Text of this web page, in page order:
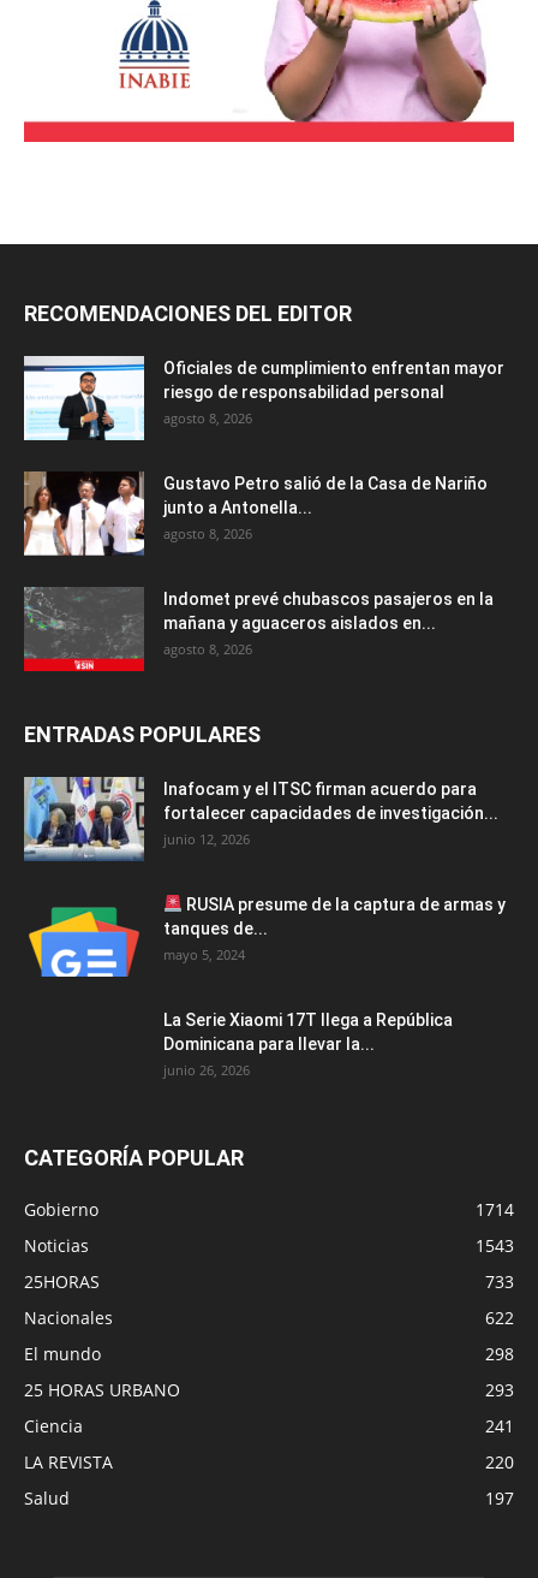
RECOMENDACIONES DEL EDITOR
Oficiales de cumplimiento enfrentan mayor
riesgo de responsabilidad personal
agosto 8, 2026
Gustavo Petro salió de la Casa de Nariño
junto a Antonella...
agosto 8, 2026
Indomet prevé chubascos pasajeros en la
mañana y aguaceros aislados en...
agosto 8, 2026
ENTRADAS POPULARES
Inafocam y el ITSC firman acuerdo para
fortalecer capacidades de investigación...
junio 12, 2026
RUSIA presume de la captura de armas y
tanques de...
mayo 5, 2024
La Serie Xiaomi 17T llega a República
Dominicana para llevar la...
junio 26, 2026
CATEGORÍA POPULAR
Gobierno
1714
Noticias
1543
25HORAS
733
Nacionales
622
El mundo
298
25 HORAS URBANO
293
Ciencia
241
LA REVISTA
220
Salud
197